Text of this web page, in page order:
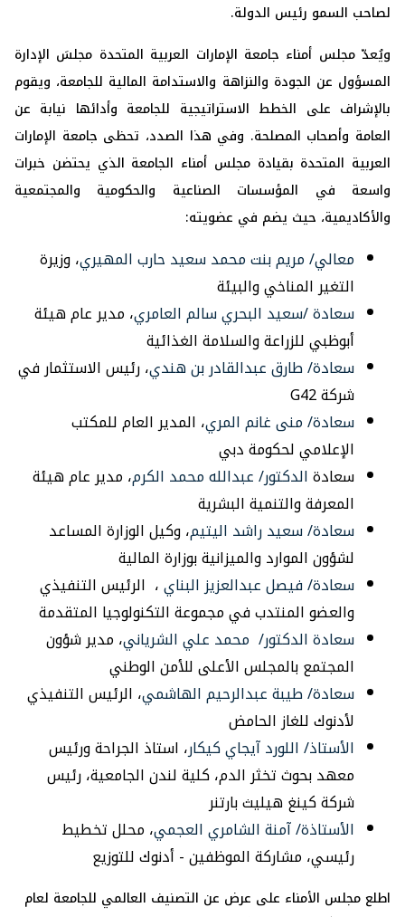
لصاحب السمو رئيس الدولة.
ويُعدّ مجلس أمناء جامعة الإمارات العربية المتحدة مجلسَ الإدارة
المسؤول عن الجودة والنزاهة والاستدامة المالية للجامعة، ويقوم
بالإشراف على الخطط الاستراتيجية للجامعة وأدائها نيابة عن
العامة وأصحاب المصلحة. وفي هذا الصدد، تحظى جامعة الإمارات
العربية المتحدة بقيادة مجلس أمناء الجامعة الذي يحتضن خبرات
واسعة في المؤسسات الصناعية والحكومية والمجتمعية
والأكاديمية، حيث يضم في عضويته:
معالي/ مريم بنت محمد سعيد حارب المهيري، وزيرة
التغير المناخي والبيئة
سعادة /سعيد البحري سالم العامري، مدير عام هيئة
أبوظبي للزراعة والسلامة الغذائية
سعادة/ طارق عبدالقادر بن هندي، رئيس الاستثمار في
شركة G42
سعادة/ منى غانم المري، المدير العام للمكتب
الإعلامي لحكومة دبي
سعادةالدكتور/ عبدالله محمد الكرم، مدير عام هيئة
المعرفة والتنمية البشرية
سعادة/ سعيد راشد اليتيم، وكيل الوزارة المساعد
لشؤون الموارد والميزانية بوزارة المالية
سعادة/ فيصل عبدالعزيز البناي، الرئيس التنفيذي
والعضو المنتدب في مجموعة التكنولوجيا المتقدمة
سعادة الدكتور/ محمد علي الشرياني، مدير شؤون
المجتمع بالمجلس الأعلى للأمن الوطني
سعادة/ طيبة عبدالرحيم الهاشمي، الرئيس التنفيذي
لأدنوك للغاز الحامض
الأستاذ/ اللورد آيجاي كيكار، استاذ الجراحة ورئيس
معهد بحوث تخثر الدم، كلية لندن الجامعية، رئيس
شركة كينغ هيليث بارتنر
الأستاذة/ آمنة الشامري العجمي، محلل تخطيط
رئيسي، مشاركة الموظفين - أدنوك للتوزيع
اطلع مجلس الأمناء على عرض عن التصنيف العالمي للجامعة لعام